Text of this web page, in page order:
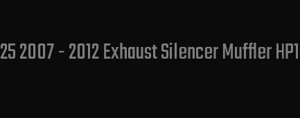
2007 - 2012 Exhaust Silencer Muffler